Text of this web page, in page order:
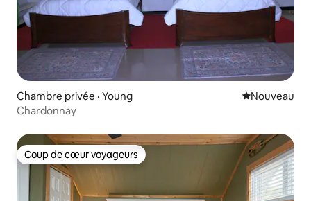
Chambre privée · Young Nouvel
Nouveau
Chardonnay
Coup de cœur voyageurs
Coup de cœur voyageurs